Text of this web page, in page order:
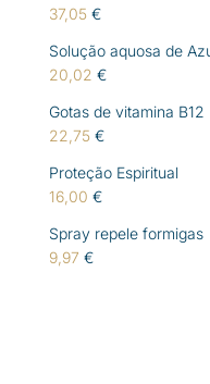
37,05 €
Solução aquosa de
20,02 €
Gotas de vitamina B12
22,75 €
Proteção Espiritual
16,00 €
Spray repele formigas
9,97 €